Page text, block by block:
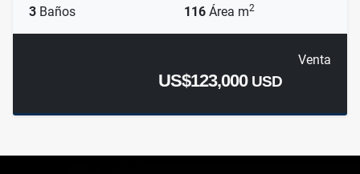
3 Baños 116 Área m2
Venta
US$123,000 USD